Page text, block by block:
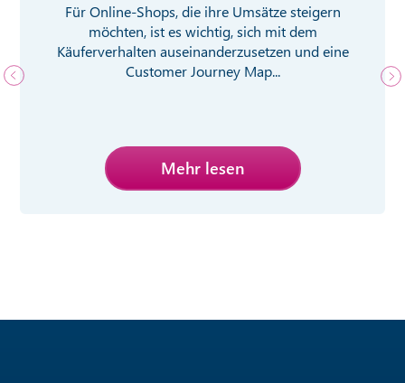
Für Online-Shops, die ihre Umsätze steigern
möchten, ist es wichtig, sich mit dem
Käuferverhalten auseinanderzusetzen und eine
Customer Journey Map...
Mehr lesen